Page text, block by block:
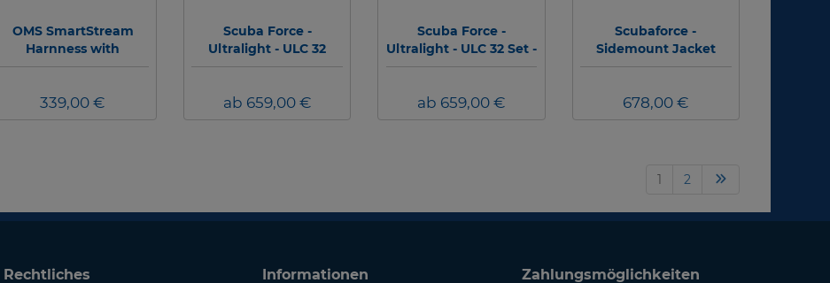
OMS SmartStream
Harnness with
Aluminum Backplate
339,00 €
Scuba Force -
Ultralight - ULC 32
Deluxe Set -
ab 659,00 €
Scuba Force -
Ultralight - ULC 32 Set -
Reisejacket
ab 659,00 €
Scubaforce -
Sidemount Jacket
Blade Set Comfort -
678,00 €
1 2
Rechtliches Informationen Zahlungsmöglichkeiten